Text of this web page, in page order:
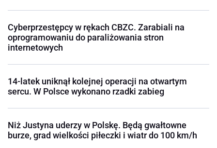
Cyberprzestępcy w rękach CBZC. Zarabiali na
oprogramowaniu do paraliżowania stron
internetowych
14-latek uniknął kolejnej operacji na otwartym
sercu. W Polsce wykonano rzadki zabieg
Niż Justyna uderzy w Polskę. Będą gwałtowne
burze, grad wielkości piłeczki i wiatr do 100 km/h